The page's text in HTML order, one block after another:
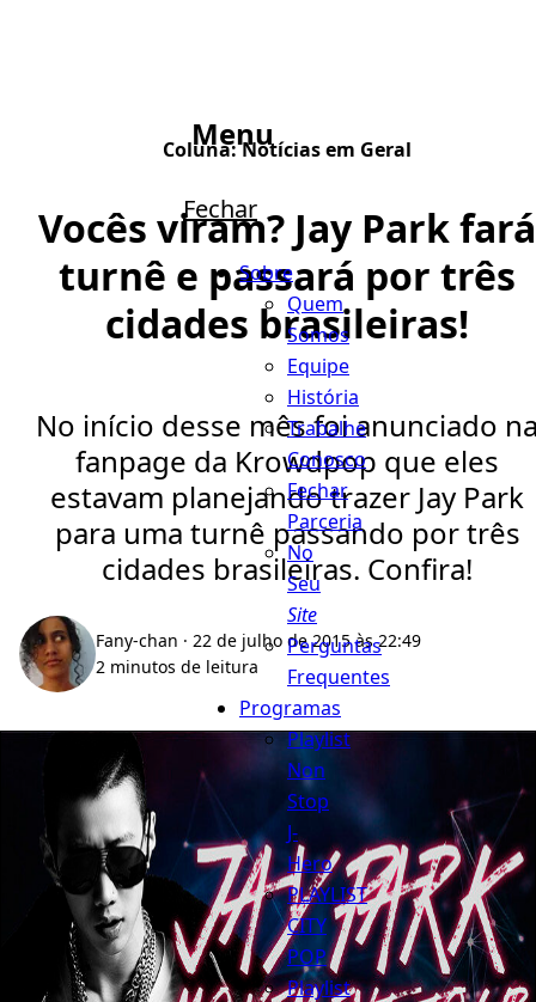
Menu
Fechar
Sobre
Quem
Somos
Equipe
História
Trabalhe
Conosco
Fechar
Parceria
No
Seu
Site
Perguntas
Frequentes
Programas
Playlist
Non
Stop
J-
Hero
PLAYLIST
CITY
POP
Playlist
Coluna:Notícias em Geral
Vocês viram? Jay Park fará
turnê e passará por três
cidades brasileiras!
No início desse mês foi anunciado
fanpage da Krowdpop que eles
estavam planejando trazer Jay Park
para uma turnê passando por três
cidades brasileiras. Confira!
Fany-chan · 22 de julho de 2015 às 22:49
2 minutos de leitura